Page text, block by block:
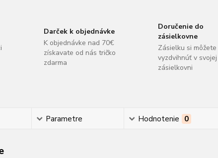
Darček k objednávke
K objednávke nad 70€
získavate od nás tričko
zdarma
Doručenie do
zásielkovne
Zásielku si môžete
vyzdvihnúť v svojej
zásielkovni
Parametre Hodnotenie 0